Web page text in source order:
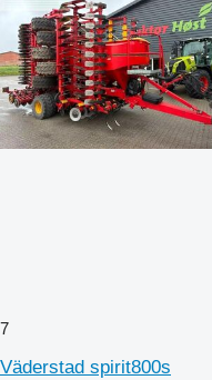
7
Väderstad spirit800s